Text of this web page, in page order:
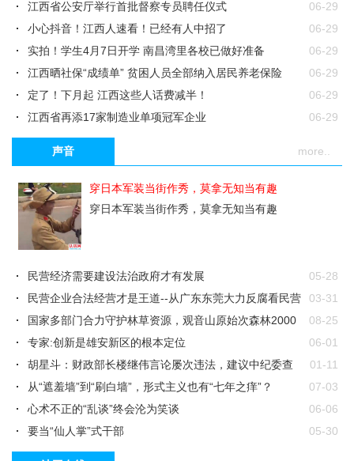
06-29
江西省公安厅举行首批督察专员聘任仪式
06-29
小心抖音！江西人速看！已经有人中招了
06-29
实拍！学生4月7日开学 南昌湾里各校已做好准备
06-29
江西晒社保“成绩单” 贫困人员全部纳入居民养老保险
06-29
定了！下月起 江西这些人话费减半！
06-29
江西省再添17家制造业单项冠军企业
省公安厅举行聘任仪式 为首批7位受聘督察专员颁发聘
一图读懂：江西省第七次全国人口普查
赣州章贡区发生多起小孩走失事件 家长千万要注意
声音 more..
穿日本军装当街作秀，莫拿无知当有趣
穿日本军装当街作秀，莫拿无知当有趣
05-28
民营经济需要建设法治政府才有发展
03-31
民营企业合法经营才是王道--从广东东莞大力反腐看民营
企业的发..
08-25
国家多部门合力守护林草资源，观音山原始次森林2000
亩被破坏该有..
06-01
专家:创新是雄安新区的根本定位
01-11
胡星斗：财政部长楼继伟言论屡次违法，建议中纪委查
处
07-03
从“遮羞墙”到“刷白墙”，形式主义也有“七年之痒”？
06-06
心术不正的“乱谈”终会沦为笑谈
05-30
要当“仙人掌”式干部
让信任与监督“双管齐下”